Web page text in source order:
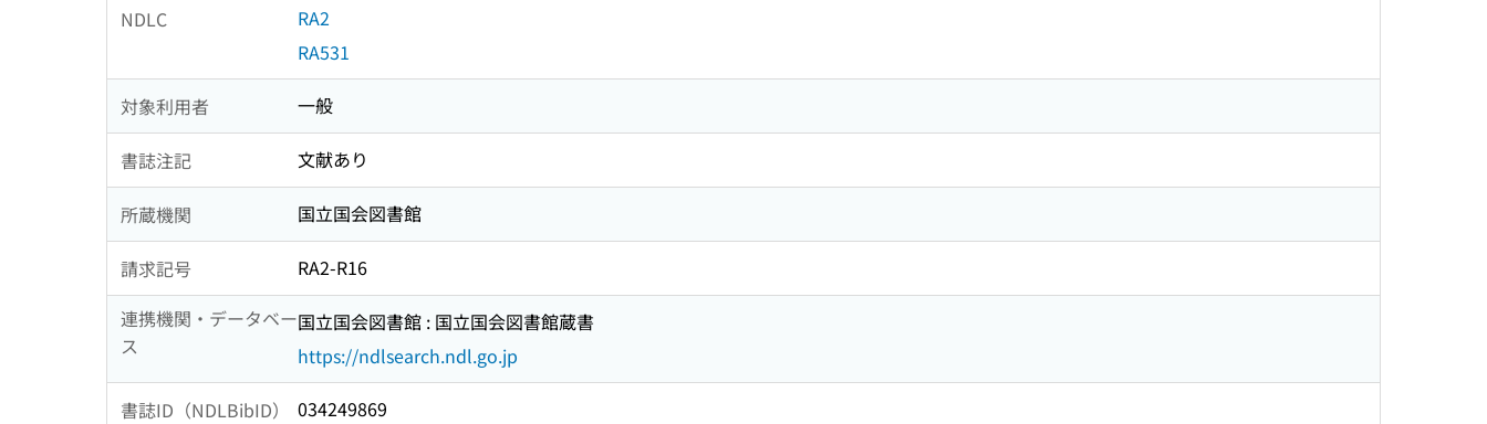
NDLC
RA2
RA531
対象利用者 一般
書誌注記 文献あり
所蔵機関 国立国会図書館
請求記号
RA2-R16
連携機関・データベー
ス
国立国会図書館 : 国立国会図書館蔵書
https://ndlsearch.ndl.go.jp
書誌ID（NDLBibID）
034249869